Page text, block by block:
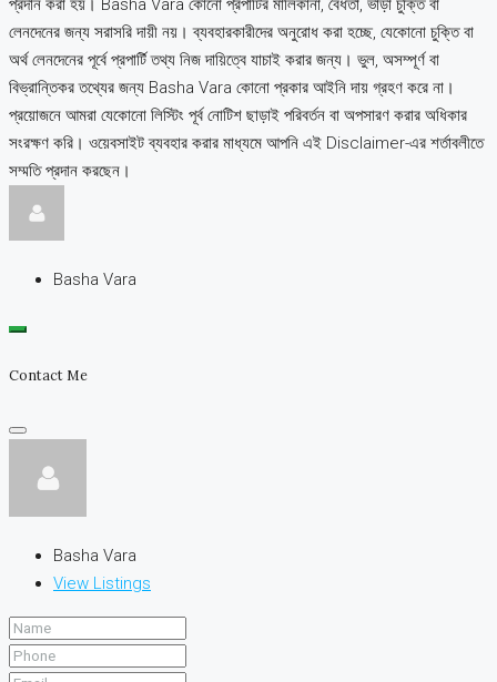
প্রদান করা হয়। Basha Vara কোনো প্রপার্টির মালিকানা, বৈধতা, ভাড়া চুক্তি বা
লেনদেনের জন্য সরাসরি দায়ী নয়। ব্যবহারকারীদের অনুরোধ করা হচ্ছে, যেকোনো চুক্তি বা
অর্থ লেনদেনের পূর্বে প্রপার্টি তথ্য নিজ দায়িত্বে যাচাই করার জন্য। ভুল, অসম্পূর্ণ বা
বিভ্রান্তিকর তথ্যের জন্য Basha Vara কোনো প্রকার আইনি দায় গ্রহণ করে না।
প্রয়োজনে আমরা যেকোনো লিস্টিং পূর্ব নোটিশ ছাড়াই পরিবর্তন বা অপসারণ করার অধিকার
সংরক্ষণ করি। ওয়েবসাইট ব্যবহার করার মাধ্যমে আপনি এই Disclaimer-এর শর্তাবলীতে
সম্মতি প্রদান করছেন।
Basha Vara
Contact Me
Basha Vara
View Listings